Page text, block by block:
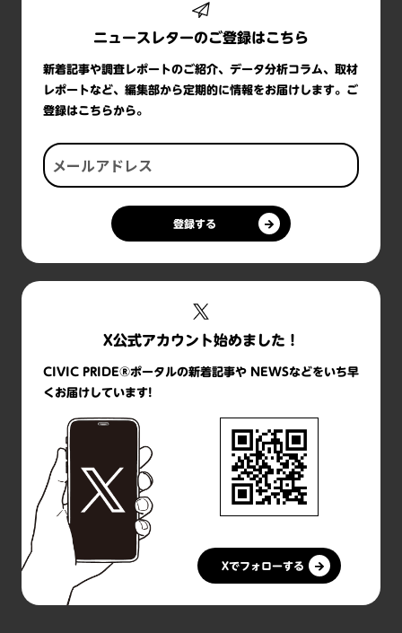
ニュースレターのご登録はこちら
新着記事や調査レポートのご紹介、データ分析コラム、取材
レポートなど、編集部から定期的に情報をお届けします。ご
登録はこちらから。
登録する
X公式アカウント始めました！
CIVIC PRIDE®ポータルの新着記事や NEWSなどをいち早
くお届けしています!
Xでフォローする